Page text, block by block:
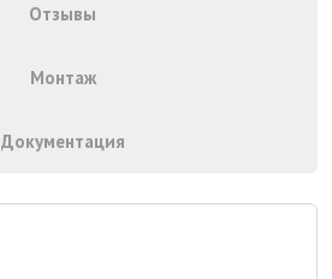
Отзывы
Монтаж
Документация